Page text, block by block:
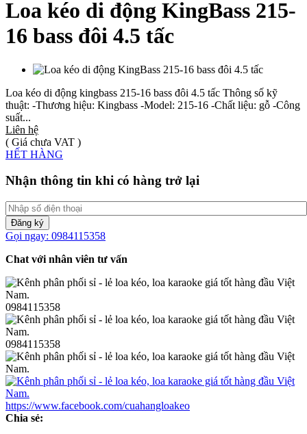
Loa kéo di động KingBass 215-
16 bass đôi 4.5 tấc
Loa kéo di động kingbass 215-16 bass đôi 4.5 tấc Thông số kỹ
thuật: -Thương hiệu: Kingbass -Model: 215-16 -Chất liệu: gỗ -Công
suất...
Liên hệ
( Giá chưa VAT )
HẾT HÀNG
Nhận thông tin khi có hàng trở lại
Đăng ký
Gọi ngay: 0984115358
Chat với nhân viên tư vấn
0984115358
0984115358
https://www.facebook.com/cuahangloakeo
Chia sẻ: